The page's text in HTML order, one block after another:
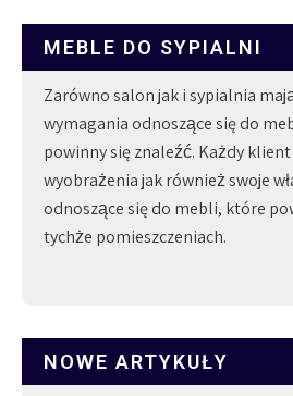
MEBLE DO SYPIALNI
Zarówno salon jak i sypialnia
wymagania odnoszące się do
powinny się znaleźć. Każdy klient
wyobrażenia jak również swoje
odnoszące się do mebli, które
tychże pomieszczeniach.
NOWE ARTYKUŁY